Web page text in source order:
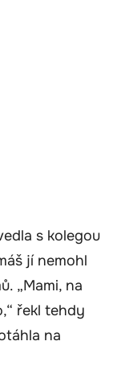
s kolegou
jí nemohl
„Mami, na
řekl tehdy
na